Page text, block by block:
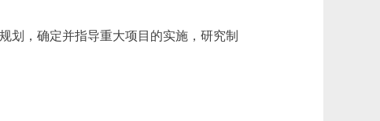
，确定并指导重大项目的实施，研究制